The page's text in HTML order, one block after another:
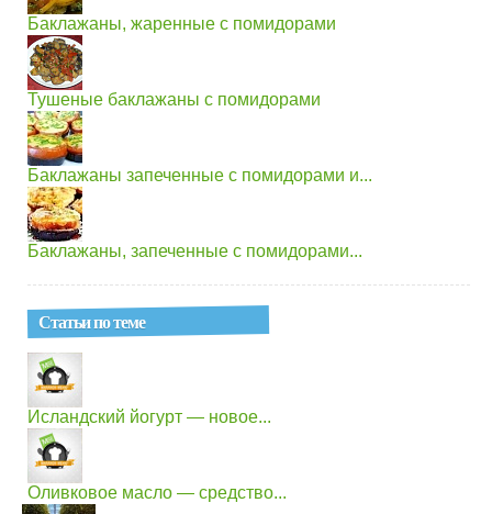
Баклажаны, жаренные с помидорами
Тушеные баклажаны с помидорами
Баклажаны запеченные с помидорами и...
Баклажаны, запеченные с помидорами...
Статьи по теме
Исландский йогурт — новое...
Оливковое масло — средство...